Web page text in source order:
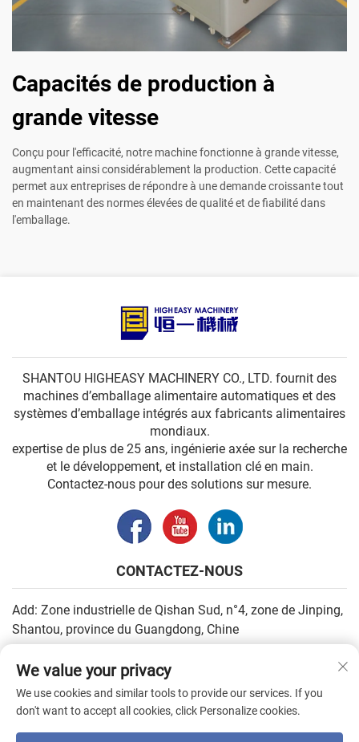
Capacités de production à
grande vitesse
Conçu pour l'efficacité, notre machine fonctionne à grande vitesse,
augmentant ainsi considérablement la production. Cette capacité
permet aux entreprises de répondre à une demande croissante tout
en maintenant des normes élevées de qualité et de fiabilité dans
l'emballage.
SHANTOU HIGHEASY MACHINERY CO., LTD. fournit des
machines d’emballage alimentaire automatiques et des
systèmes d’emballage intégrés aux fabricants alimentaires
mondiaux.
expertise de plus de 25 ans, ingénierie axée sur la recherche
et le développement, et installation clé en main.
Contactez-nous pour des solutions sur mesure.
CONTACTEZ-NOUS
Add: Zone industrielle de Qishan Sud, n°4, zone de Jinping,
Shantou, province du Guangdong, Chine
+86-13502930779
We value your privacy
We use cookies and similar tools to provide our services. If you
don't want to accept all cookies, click Personalize cookies.